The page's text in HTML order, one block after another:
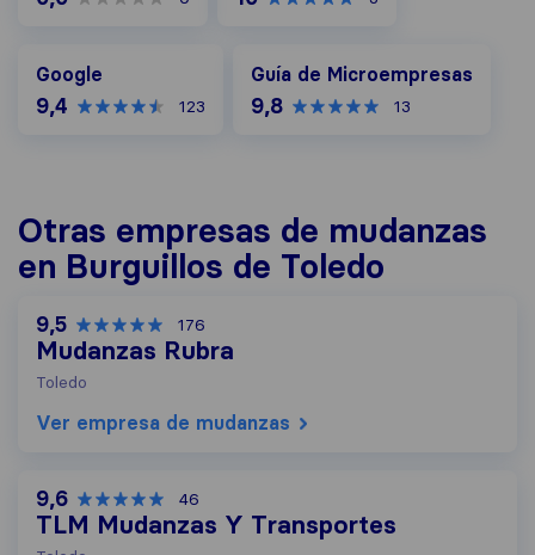
Google
9,4 123
Guía de Microempresas
9,8 13
Otras empresas de mudanzas
en Burguillos de Toledo
9,5 176
Mudanzas Rubra
Toledo
Ver empresa de mudanzas
9,6 46
TLM Mudanzas Y Transportes